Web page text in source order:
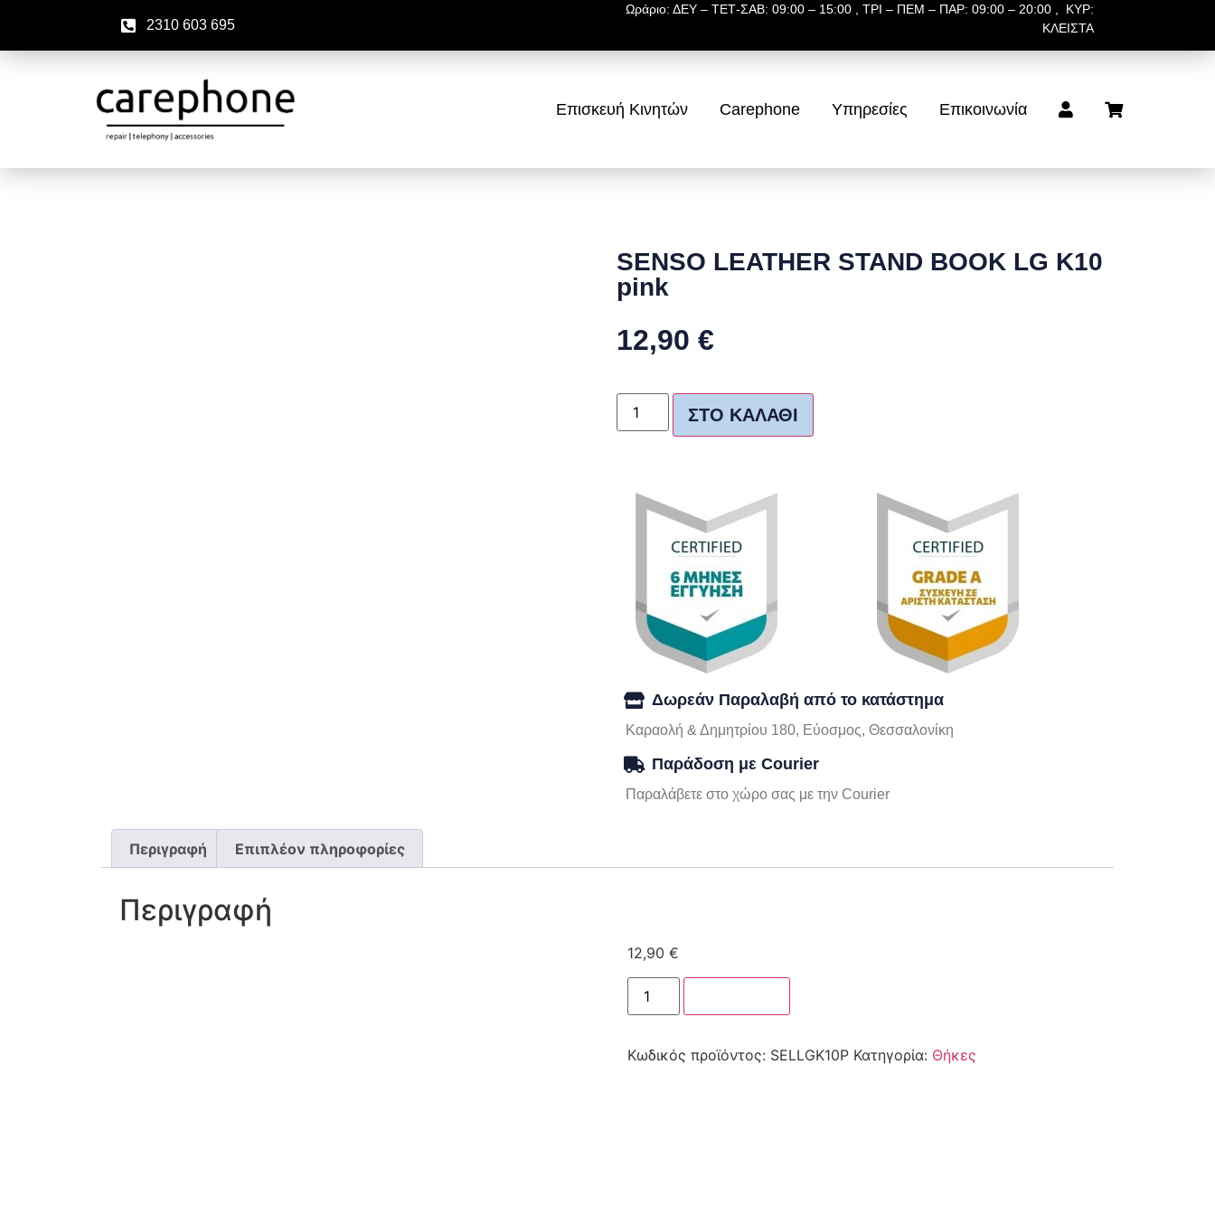
2310 603 695
Ωράριο: ΔΕΥ – ΤΕΤ-ΣΑΒ: 09:00 – 15:00 , ΤΡΙ – ΠΕΜ – ΠΑΡ: 09:00 – 20:00 , ΚΥΡ:
ΚΛΕΙΣΤΑ
Επισκευή Κινητών Carephone Υπηρεσίες Επικοινωνία
SENSO LEATHER STAND BOOK LG K10
pink
12,90 €
ΣΤΟ ΚΑΛΆΘΙ
Δωρεάν Παραλαβή από το κατάστημα
Καραολή & Δημητρίου 180, Εύοσμος, Θεσσαλονίκη
Παράδοση με Courier
Παραλάβετε στο χώρο σας με την Courier
Περιγραφή Επιπλέον πληροφορίες
Περιγραφή
12,90 €
Κωδικός προϊόντος: SELLGK10P Κατηγορία: Θήκες